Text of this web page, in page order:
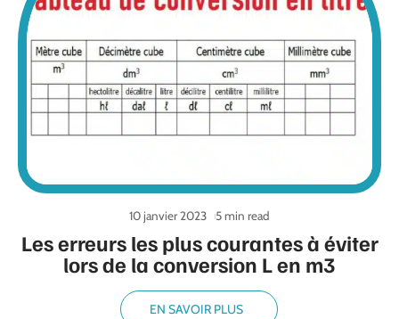
Les erreurs les plus courantes à éviter
lors de la conversion L en m3
10 janvier 2023 5 min read
EN SAVOIR PLUS